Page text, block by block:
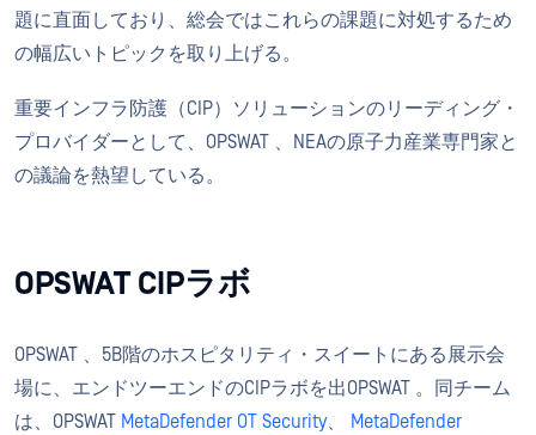
題に直面しており、総会ではこれらの課題に対処するため
の幅広いトピックを取り上げる。
重要インフラ防護（CIP）ソリューションのリーディング・
プロバイダーとして、OPSWAT 、NEAの原子力産業専門家と
の議論を熱望している。
OPSWAT CIPラボ
OPSWAT 、5B階のホスピタリティ・スイートにある展示会
場に、エンドツーエンドのCIPラボを出OPSWAT 。同チーム
は、OPSWAT MetaDefender OT Security、
MetaDefender